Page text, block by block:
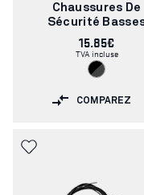
Chaussures De
Sécurité
15.85€
TVA incluse
COMPAREZ